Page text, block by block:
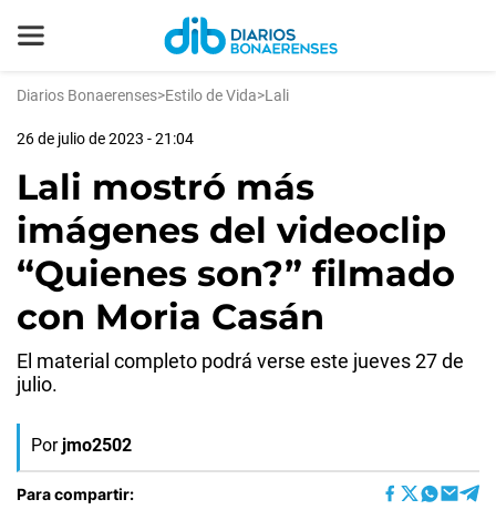
Diarios Bonaerenses>Estilo de Vida>Lali
26 de julio de 2023 - 21:04
Lali mostró más
imágenes del videoclip
“Quienes son?” filmado
con Moria Casán
El material completo podrá verse este jueves 27 de
julio.
Por jmo2502
Para compartir: